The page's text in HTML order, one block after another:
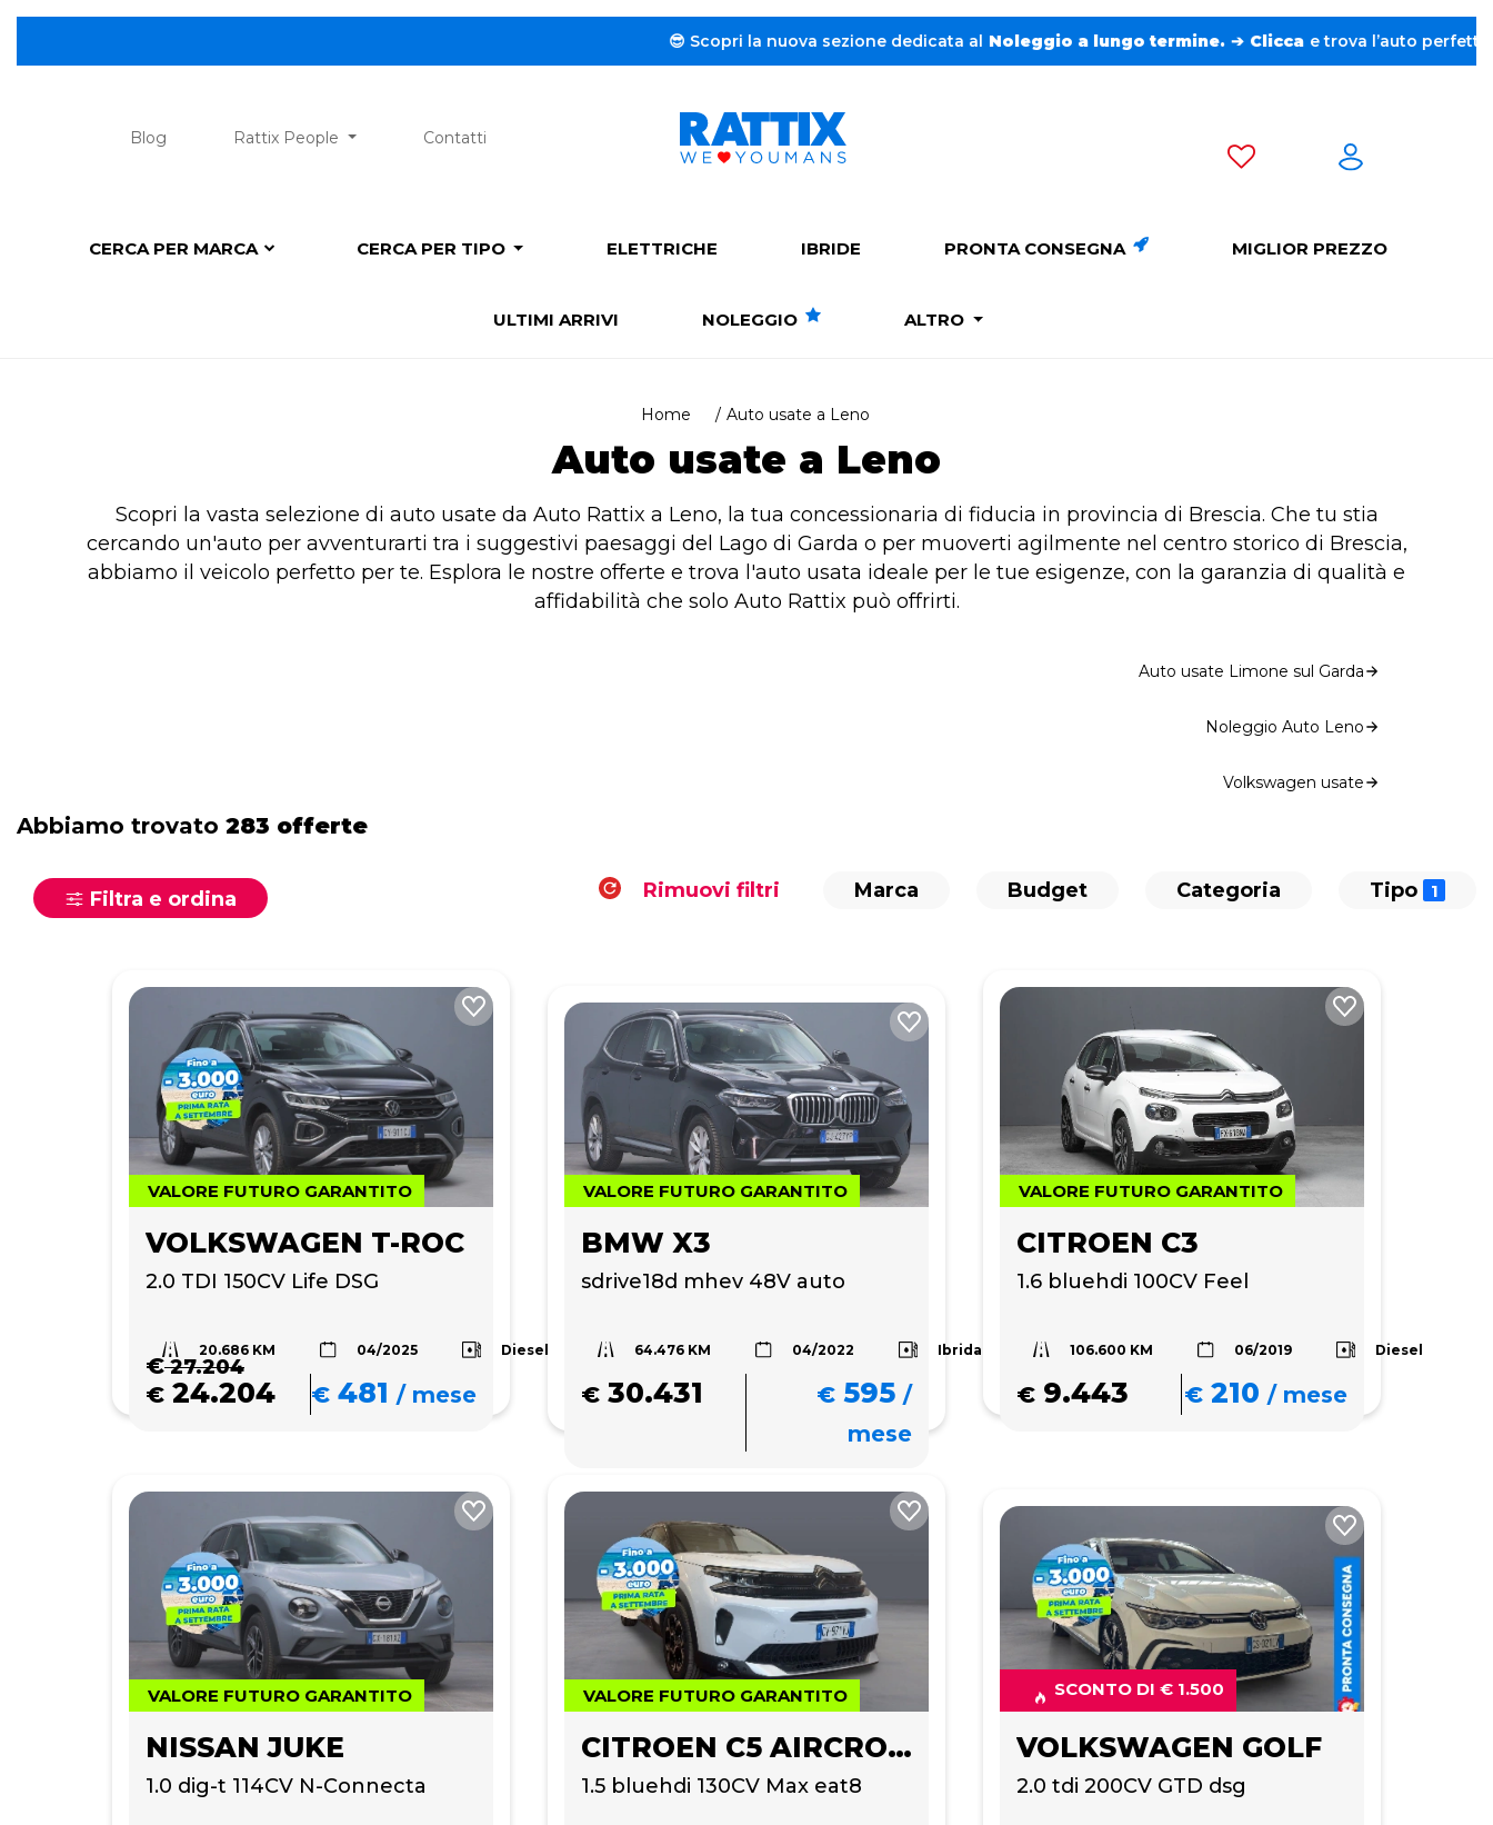
😎 Scopri la nuova sezione dedicata al Noleggio a lungo termine. ➔ Clicca e trova l’auto perfetta senza pensieri. ❤️
Blog Rattix People Contatti
CERCA PER MARCA CERCA PER TIPO ELETTRICHE IBRIDE PRONTA CONSEGNA MIGLIOR PREZZO
ULTIMI ARRIVI NOLEGGIO ALTRO
Home Auto usate a Leno
Auto usate a Leno
Scopri la vasta selezione di auto usate da Auto Rattix a Leno, la tua concessionaria di fiducia in provincia di Brescia. Che tu stia
cercando un'auto per avventurarti tra i suggestivi paesaggi del Lago di Garda o per muoverti agilmente nel centro storico di Brescia,
abbiamo il veicolo perfetto per te. Esplora le nostre offerte e trova l'auto usata ideale per le tue esigenze, con la garanzia di qualità e
affidabilità che solo Auto Rattix può offrirti.
Auto usate Limone sul Garda
Noleggio Auto Leno
Volkswagen usate
Abbiamo trovato 283 offerte
Filtra e ordina Rimuovi filtri Marca Budget Categoria Tipo
VALORE FUTURO GARANTITO
VOLKSWAGEN T-ROC
2.0 TDI 150CV Life DSG
20.686 KM 04/2025 Diesel
€27.204
€ 24.204 € 481 / mese
VALORE FUTURO GARANTITO
BMW X3
sdrive18d mhev 48V auto
64.476 KM 04/2022 Ibrida
€ 30.431 € 595 /
mese
VALORE FUTURO GARANTITO
CITROEN C3
1.6 bluehdi 100CV Feel
106.600 KM 06/2019 Diesel
€ 9.443 € 210 / mese
VALORE FUTURO GARANTITO
NISSAN JUKE
1.0 dig-t 114CV N-Connecta
VALORE FUTURO GARANTITO
CITROEN C5 AIRCROSS
1.5 bluehdi 130CV Max eat8
SCONTO DI € 1.500
VOLKSWAGEN GOLF
2.0 tdi 200CV GTD dsg